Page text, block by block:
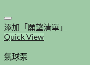
添加「願望清單」
Quick View
氣球泵